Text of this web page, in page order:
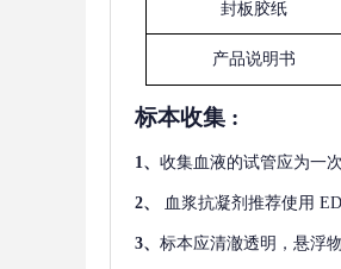
封板胶纸
产品说明书
标本收集 :
1、 收集血液的试管应为一
2、 血浆抗凝剂推荐使用
3、 标本应清澈透明，悬浮